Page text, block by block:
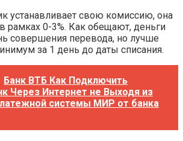
устанавливает свою комиссию, она
рамках 0-3%. Как обещают, деньги
совершения перевода, но лучше
за 1 день до даты списания.
Банк ВТБ Как Подключить
Через Интернет не Выходя из
системы МИР от банка